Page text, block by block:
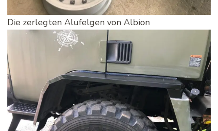
Die zerlegten Alufelgen von Albion